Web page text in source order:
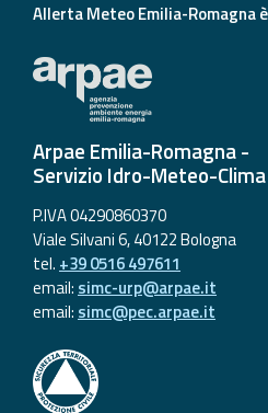
Allerta Meteo Emilia-Romagna
Arpae Emilia-Romagna -
Servizio Idro-Meteo-Clima
P.IVA 04290860370
Viale Silvani 6, 40122 Bologna
tel. +39 0516 497611
email: simc-urp@arpae.it
email: simc@pec.arpae.it